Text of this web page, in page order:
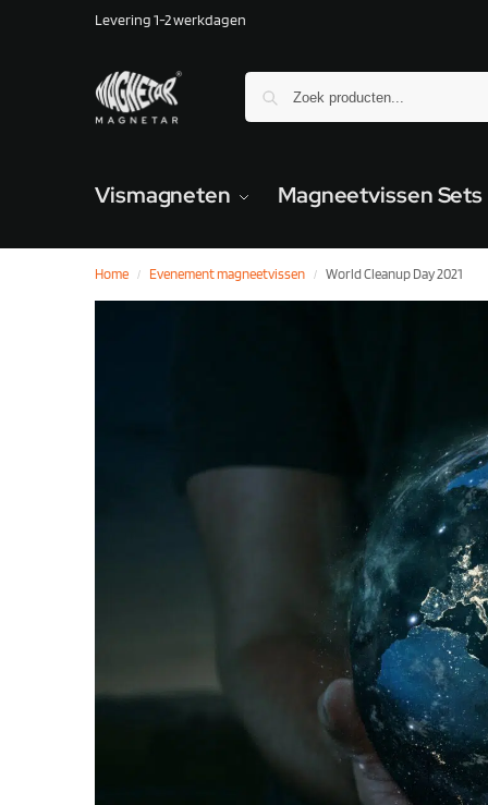
Levering 1-2 werkdagen
Vismagneten Magneetvissen Sets
Home / Evenement magneetvissen / World Cleanup Day 2021